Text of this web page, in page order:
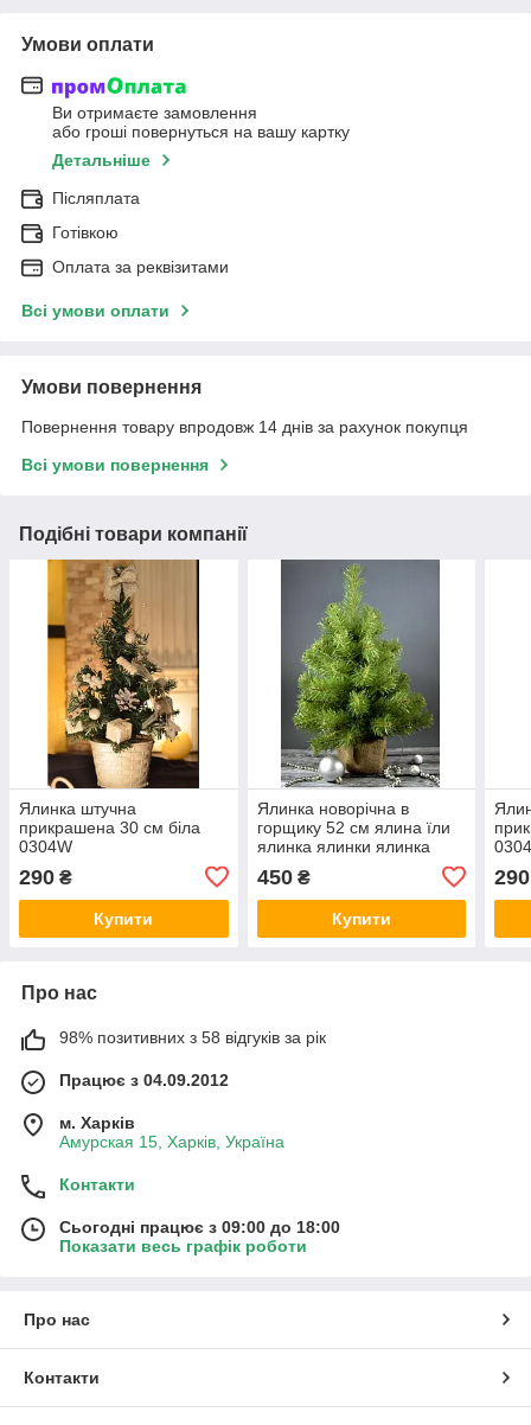
Умови оплати
Ви отримаєте замовлення
або гроші повернуться на вашу картку
Детальніше
Післяплата
Готівкою
Оплата за реквізитами
Всі умови оплати
Умови повернення
Повернення товару впродовж 14 днів за рахунок покупця
Всі умови повернення
Подібні товари компанії
Ялинка штучна
прикрашена 30 см біла
0304W
290 ₴
Купити
Ялинка новорічна в
горщику 52 см ялина їли
ялинка ялинки ялинка
штучна ялинка ялинки
сосни
450₴
Купити
290
Про нас
98% позитивних з 58 відгуків за рік
Працює з 04.09.2012
м. Харків
Амурская 15, Харків, Україна
Контакти
Сьогодні працює з 09:00 до 18:00
Показати весь графік роботи
Про нас
Контакти